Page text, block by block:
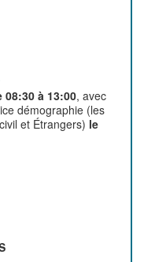
à 13:00, avec
démographie (les
et Étrangers) le